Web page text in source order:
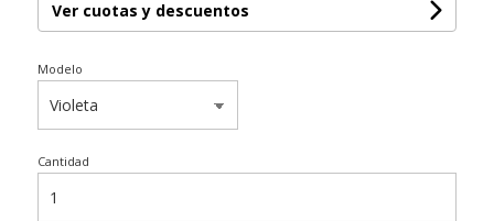
Ver cuotas y descuentos
Modelo
Cantidad